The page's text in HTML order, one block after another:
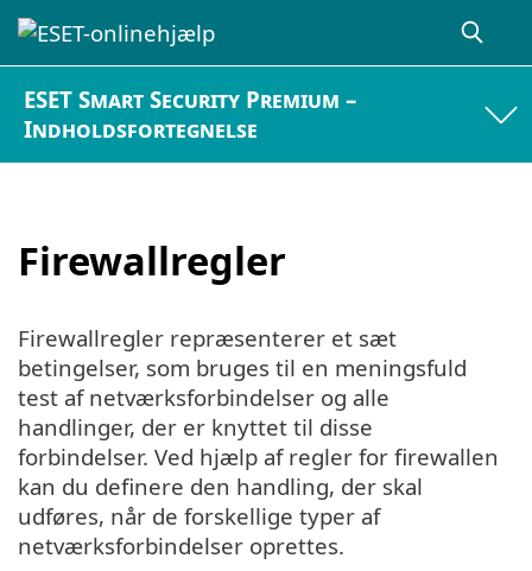
ESET Smart Security Premium –
Indholdsfortegnelse
Firewallregler
Firewallregler repræsenterer et sæt
betingelser, som bruges til en meningsfuld
test af netværksforbindelser og alle
handlinger, der er knyttet til disse
forbindelser. Ved hjælp af regler for firewallen
kan du definere den handling, der skal
udføres, når de forskellige typer af
netværksforbindelser oprettes.